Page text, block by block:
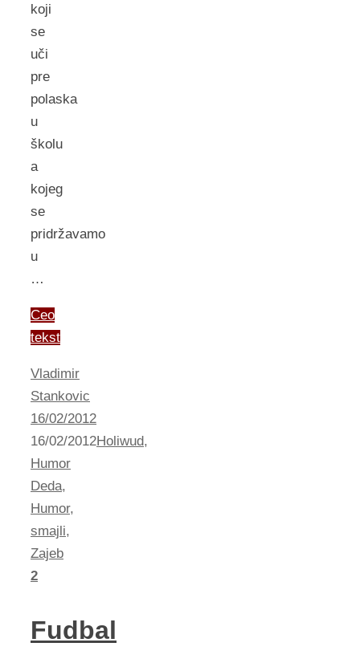
koji
se
uči
pre
polaska
u
školu
a
kojeg
se
pridržavamo
u
…
Ceo
tekst
Vladimir
Stankovic
16/02/2012
16/02/2012Holiwud,
Humor
Deda,
Humor,
smajli,
Zajeb
2
Fudbal